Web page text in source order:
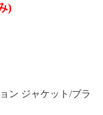
)
ン ジャケット/ブラ